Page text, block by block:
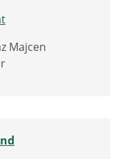
Majcen